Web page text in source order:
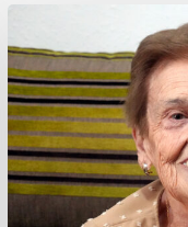
Carmen
Gómez
Martínez